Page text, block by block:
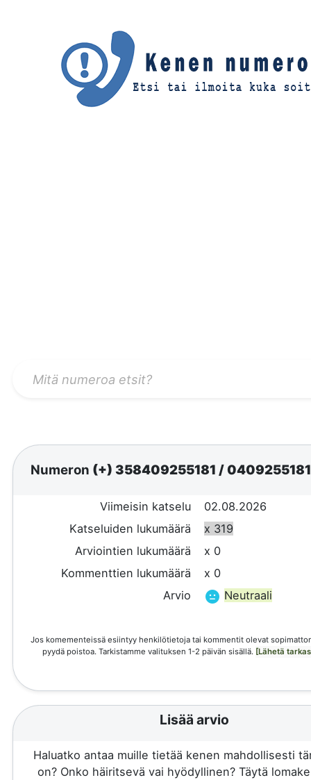
Numeron (+) 358409255181/
Viimeisin katselu
02.08.2026
Katseluiden lukumäärä
x 319
Arviointien lukumäärä
x 0
Kommenttien lukumäärä
x 0
Arvio
Neutraali
Jos komementeissä esiintyy henkilötietoja tai kommentit olevat
pyydä poistoa. Tarkistamme valituksen 1-2 päivän sisällä. [Lähetä
Lisää arvio
Haluatko antaa muille tietää kenen mahdollisesti
on? Onko häiritsevä vai hyödyllinen? Täytä